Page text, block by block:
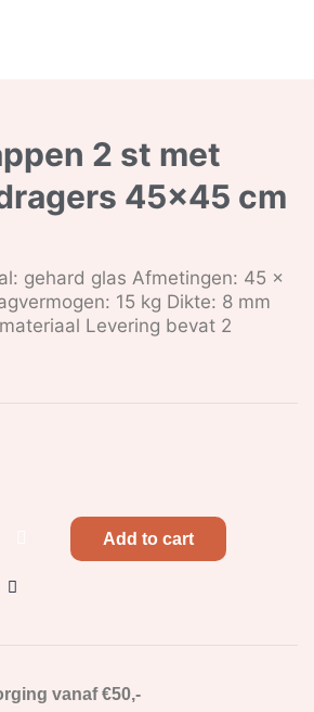
2 st met
45×45 cm
gehard glas Afmetingen: 45 x
15 kg Dikte: 8 mm
Levering bevat 2
Add to cart
vanaf €50,-